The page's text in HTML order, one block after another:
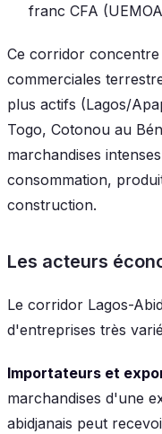
franc CFA
Ce corridor
commerciales
plus actifs (Lagos/
Togo, Cotonou au
marchandises
consommation,
construction.
Les acteurs
Le corridor Lagos-
d'entreprises très
Importateurs et
marchandises d'une
abidjanais peut